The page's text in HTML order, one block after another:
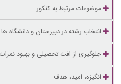
موضوعات مرتبط به کنکور
انتخاب رشته در دبیرستان و دانشگاه ها
جلوگیری از افت تحصیلی و بهبود نمرات
انگیزه، امید، هدف